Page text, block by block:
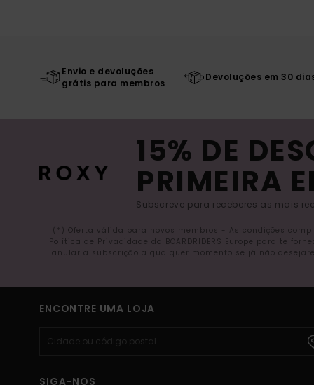
Envio e devoluções
grátis para membros
Devoluções em 30
15% DE
PRIMEIRA
Subscreve para receberes as mais
(*) Oferta válida para novos membros - As condições
Política de Privacidade da BOARDRIDERS Europe para te
anular a subscrição a qualquer momento se já não
ENCONTRE UMA LOJA
SIGA-NOS